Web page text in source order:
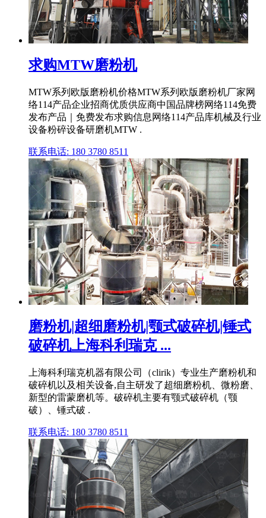
求购MTW磨粉机
MTW系列欧版磨粉机价格MTW系列欧版磨粉机厂家网
络114产品企业招商优质供应商中国品牌榜网络114免费
发布产品｜免费发布求购信息网络114产品库机械及行业
设备粉碎设备研磨机MTW .
联系电话: 180 3780 8511
磨粉机|超细磨粉机|颚式破碎机|锤式
破碎机上海科利瑞克 ...
上海科利瑞克机器有限公司（clirik）专业生产磨粉机和
破碎机以及相关设备,自主研发了超细磨粉机、微粉磨、
新型的雷蒙磨机等。破碎机主要有颚式破碎机（颚
破）、锤式破 .
联系电话: 180 3780 8511